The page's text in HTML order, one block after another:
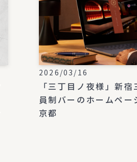
2026/03/16
「三丁目ノ夜様」新
員制バーのホームペー
京都